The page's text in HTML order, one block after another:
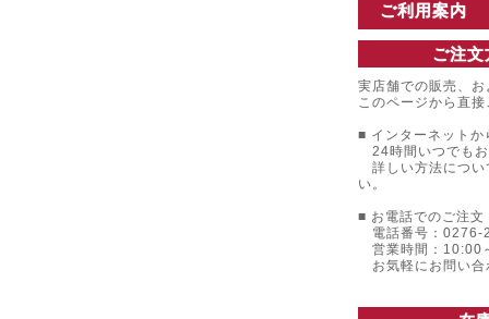
ご利用案内
ご注
実店舗での販売、
このページから直
■ インターネットか
24時間いつでも
詳しい方法につい
い。
■ お電話でのご注文
電話番号：0276-
営業時間：10:00
お気軽にお問い合